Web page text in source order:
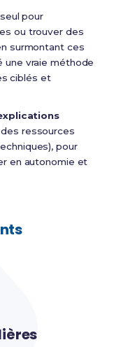
pour
ou trouver des
surmontant ces
une vraie méthode
ciblés et
ressources
pour
en autonomie et